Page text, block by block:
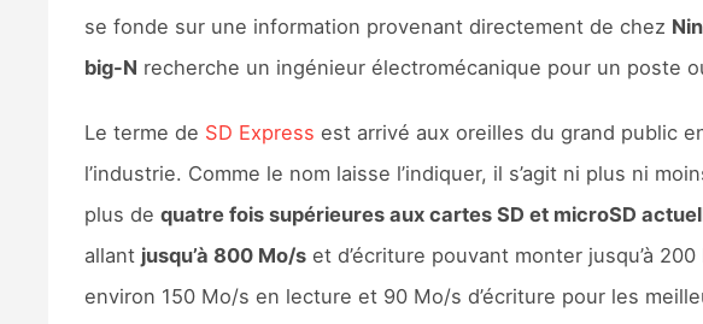
se fonde sur une information provenant directement de chez
big-N recherche un ingénieur électromécanique pour un poste
Le terme de SD Express est arrivé aux oreilles du grand public
l’industrie. Comme le nom laisse l’indiquer, il s’agit ni plus ni
plus de quatre fois supérieures aux cartes SD et microSD
allant jusqu’à 800 Mo/set d’écriture pouvant monter jusqu’à
environ 150 Mo/s en lecture et 90 Mo/s d’écriture pour les